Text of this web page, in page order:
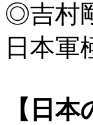
◎吉村
日本軍
【日